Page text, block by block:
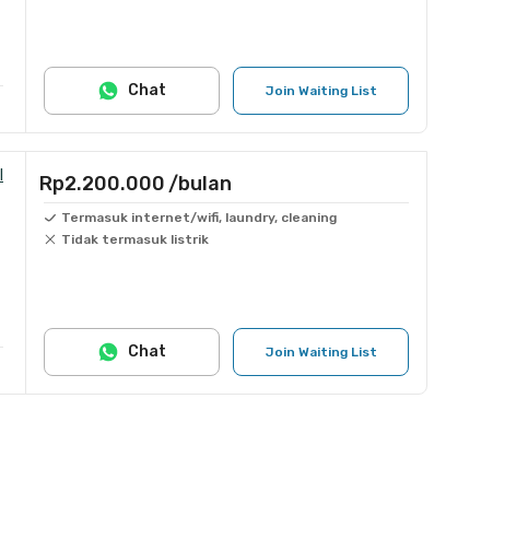
Join Waiting List
Chat
Rp2.200.000 /bulan
Termasuk internet/wifi, laundry, cleaning
Tidak termasuk listrik
Join Waiting List
Chat